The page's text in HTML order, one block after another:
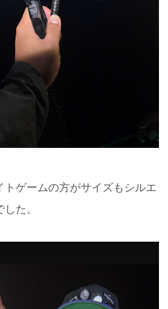
トゲームの方がサイズもシルエ
た。